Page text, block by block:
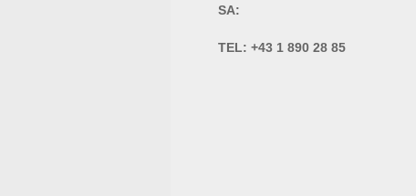
SA:
TEL: +43 1 890 28 85